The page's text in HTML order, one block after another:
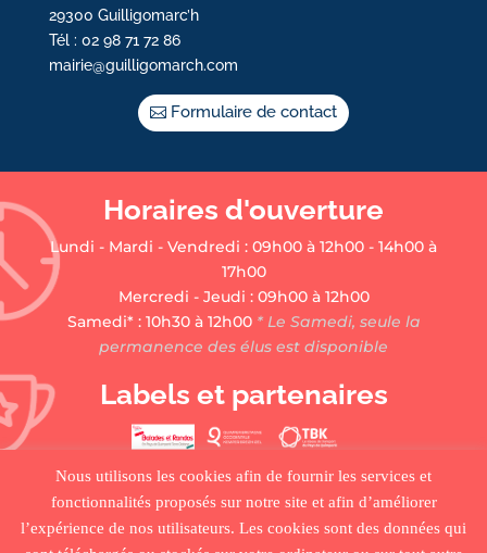
29300 Guilligomarc’h
Tél : 02 98 71 72 86
mairie@guilligomarch.com
Formulaire de contact
Horaires d'ouverture
Lundi - Mardi - Vendredi : 09h00 à 12h00 - 14h00 à
17h00
Mercredi - Jeudi : 09h00 à 12h00
Samedi* : 10h30 à 12h00* Le Samedi, seule la
permanence des élus est disponible
Labels et partenaires
Nous utilisons les cookies afin de fournir les services et
fonctionnalités proposés sur notre site et afin d’améliorer
l’expérience de nos utilisateurs. Les cookies sont des données qui